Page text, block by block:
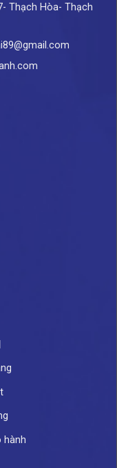
Thạch Hòa- Thạch